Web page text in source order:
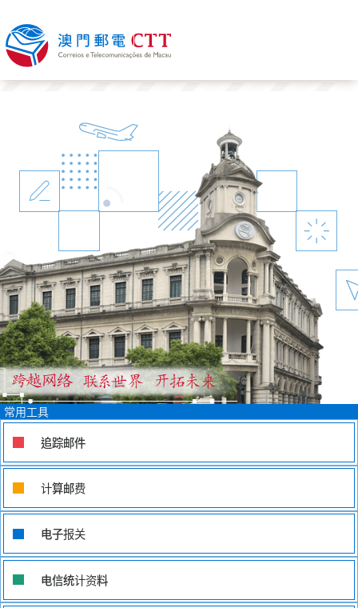
常用工具
追踪邮件
计算邮费
电子报关
电信统计资料